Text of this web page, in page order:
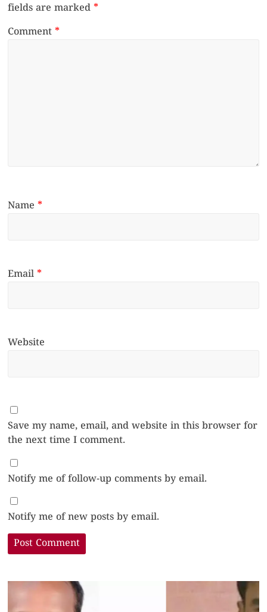
fields are marked*
Comment*
Name*
Email*
Website
Save my name, email, and website in this browser for
the next time I comment.
Notify me of follow-up comments by email.
Notify me of new posts by email.